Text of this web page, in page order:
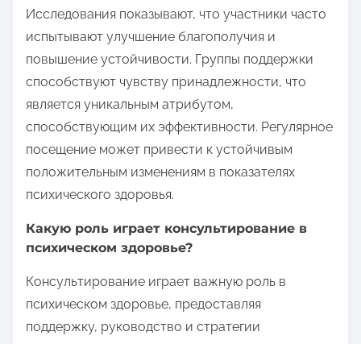
Исследования показывают, что участники часто
испытывают улучшение благополучия и
повышение устойчивости. Группы поддержки
способствуют чувству принадлежности, что
является уникальным атрибутом,
способствующим их эффективности. Регулярное
посещение может привести к устойчивым
положительным изменениям в показателях
психического здоровья.
Какую роль играет консультирование в
психическом здоровье?
Консультирование играет важную роль в
психическом здоровье, предоставляя
поддержку, руководство и стратегии